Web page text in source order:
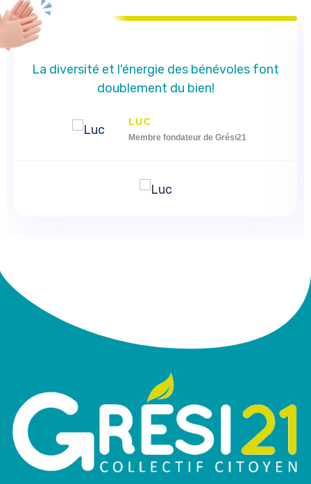
La diversité et l'énergie des bénévoles font
doublement du bien!
LUC
Membre fondateur de Grési21